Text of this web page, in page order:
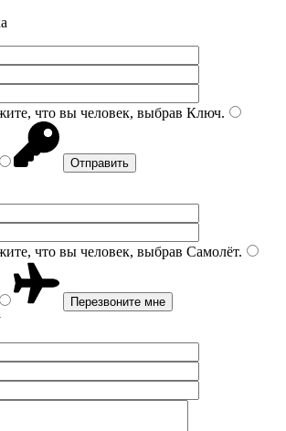
что вы человек, выбрав Ключ.
что вы человек, выбрав Самолёт.